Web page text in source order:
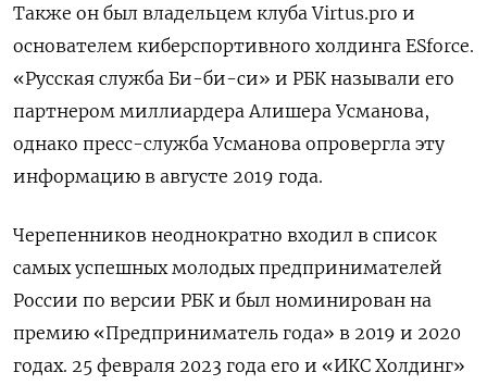
Также он был владельцем клуба Virtus.pro и
основателем киберспортивного холдинга ESforce.
«Русская служба Би-би-си» и РБК называли его
партнером миллиардера Алишера Усманова,
однако пресс-служба Усманова опровергла эту
информацию в августе 2019 года.
Черепенников неоднократно входил в список
самых успешных молодых предпринимателей
России по версии РБК и был номинирован на
премию «Предприниматель года» в 2019 и 2020
годах. 25 февраля 2023 года его и «ИКС Холдинг»